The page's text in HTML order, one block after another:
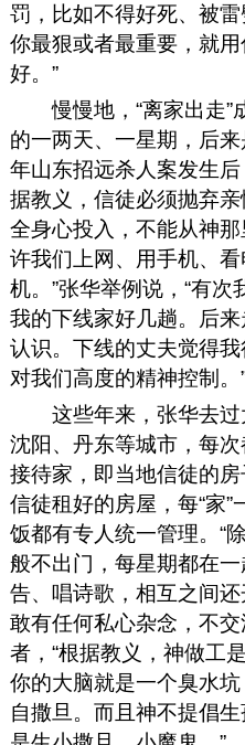
罚，比如不得好死、被
你最狠或者最重要，就
好。”
慢慢地，“离家出走”
的一两天、一星期，后
年山东招远杀人案发生
据教义，信徒必须抛弃
全身心投入，不能从神
许我们上网、用手机、
机。”张华举例说，“有次
我的下线家好几趟。后
认识。下线的丈夫觉得
对我们高度的精神控制。
这些年来，张华去过
沈阳、丹东等城市，每次
接待家，即当地信徒的
信徒租好的房屋，每“家
饭都有专人统一管理。“
般不出门，每星期都在
告、唱诗歌，相互之间
敢有任何私心杂念，不
者，“根据教义，神做工
你的大脑就是一个臭水
自撒旦。而且神不提倡